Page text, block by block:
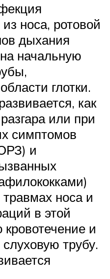
носа, ротовой
дыхания
начальную
глотки.
как
или при
симптомов
и
носа и
в этой
и
трубу.